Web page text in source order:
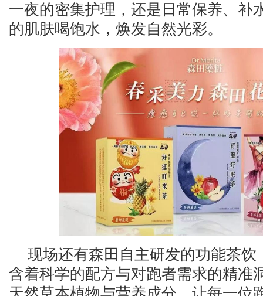
一夜的密集护理，还是日常保养、补
的肌肤喝饱水，焕发自然光彩。
现场还有森田自主研发的功能茶饮
含着科学的配方与对跑者需求的精准